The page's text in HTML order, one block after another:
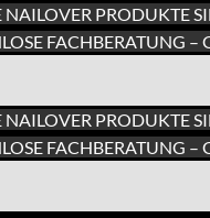
NAILOVER PRODUKTE
FACHBERATUNG –
NAILOVER PRODUKTE
FACHBERATUNG –